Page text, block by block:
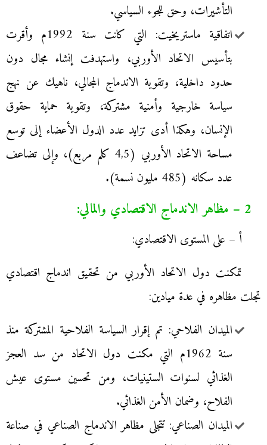
التأشيرات، وحق للجوء السياسي.
اتفاقية ماستريخيت: التي كانت سنة 1992م وأقرت
بتأسيس الاتحاد الأوربي، واستهدفت إنشاء مجال دون
حدود داخلية، وتقوية الاندماج المجالي، ناهيك عن نهج
سياسة خارجية وأمنية مشتركة، وتقوية حماية حقوق
الإنسان، وهكذا أدى تزايد عدد الدول الأعضاء إلى توسع
مساحة الاتحاد الأوربي (4,5 كلم مربع)، وإلى تضاعف
عدد سكانه (485 مليون نسمة).
2 – مظاهر الاندماج الاقتصادي والمالي:
أ – على المستوى الاقتصادي:
تمكنت دول الاتحاد الأوربي من تحقيق اندماج اقتصادي
تجلت مظاهره في عدة ميادين:
الميدان الفلاحي: تم إقرار السياسة الفلاحية المشتركة منذ
سنة 1962م التي مكنت دول الاتحاد من سد العجز
الغذائي لسنوات الستينيات، ومن تحسين مستوى عيش
الفلاح، وضمان الأمن الغذائي.
الميدان الصناعي: تتجلى مظاهر الاندماج الصناعي في صناعة